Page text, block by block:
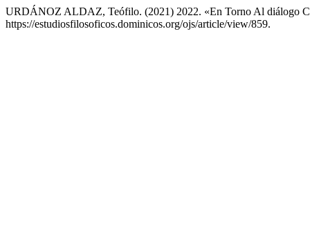
URDÁNOZ ALDAZ, Teófilo. (2021) 2022. «En Torno Al diálogo
https://estudiosfilosoficos.dominicos.org/ojs/article/view/859.